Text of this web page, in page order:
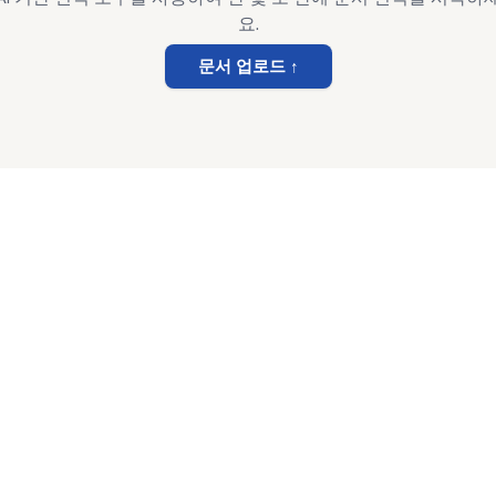
요.
문서 업로드↑